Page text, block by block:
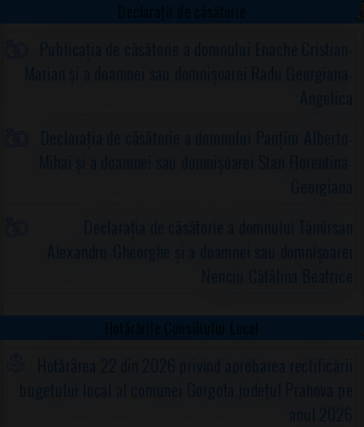
Declarații de căsătorie
Publicația de căsătorie a domnului Enache Cristian-
Marian și a doamnei sau domnișoarei Radu Georgiana-
Angelica
Declarația de căsătorie a domnului Panțîru Alberto-
Mihai și a doamnei sau domnișoarei Stan Florentina-
Georgiana
Declarația de căsătorie a domnului Tămîrsan
Alexandru-Gheorghe și a doamnei sau domnișoarei
Nenciu Cătălina Beatrice
Hotărârile Consiliului Local
Hotărârea 22 din 2026 privind aprobarea rectificării
bugetului local al comunei Gorgota,judeţul Prahova pe
anul 2026